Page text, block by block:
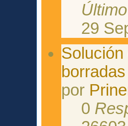
29
borradas
por
0